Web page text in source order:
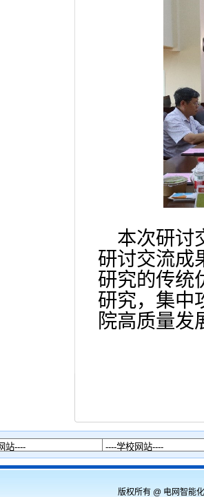
本次研讨
研讨交流成
研究的传统
研究，集中
院高质量发
版权所有 @ 电网智能